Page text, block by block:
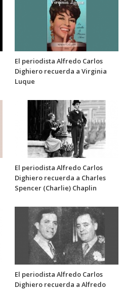
El periodista Alfredo Carlos
Dighiero recuerda a Virginia
Luque
El periodista Alfredo Carlos
Dighiero recuerda a Charles
Spencer (Charlie) Chaplin
El periodista Alfredo Carlos
Dighiero recuerda a Alfredo